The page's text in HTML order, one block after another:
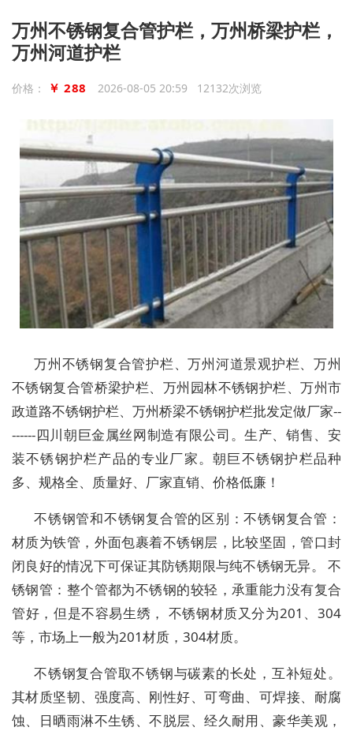
万州不锈钢复合管护栏，万州桥梁护栏，
万州河道护栏
价格： ￥ 288 2026-08-05 20:59 12132次浏览
万州不锈钢复合管护栏、万州河道景观护栏、万州
不锈钢复合管桥梁护栏、万州园林不锈钢护栏、万州市
政道路不锈钢护栏、万州桥梁不锈钢护栏批发定做厂家--
------四川朝巨金属丝网制造有限公司。生产、销售、安
装不锈钢护栏产品的专业厂家。朝巨不锈钢护栏品种
多、规格全、质量好、厂家直销、价格低廉！
不锈钢管和不锈钢复合管的区别：不锈钢复合管：
材质为铁管，外面包裹着不锈钢层，比较坚固，管口封
闭良好的情况下可保证其防锈期限与纯不锈钢无异。 不
锈钢管：整个管都为不锈钢的较轻，承重能力没有复合
管好，但是不容易生绣， 不锈钢材质又分为201、304
等，市场上一般为201材质，304材质。
不锈钢复合管取不锈钢与碳素的长处，互补短处。
其材质坚韧、强度高、刚性好、可弯曲、可焊接、耐腐
蚀、日晒雨淋不生锈、不脱层、经久耐用、豪华美观，